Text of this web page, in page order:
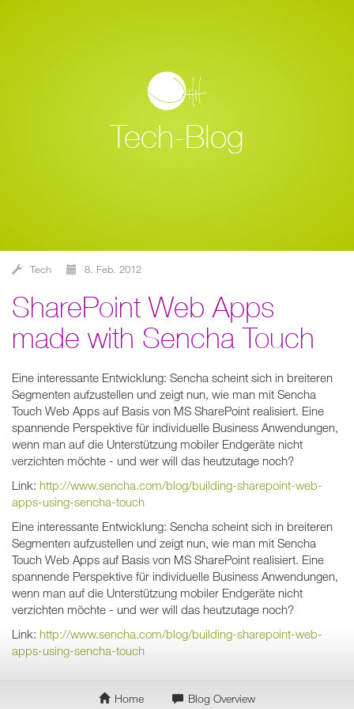
Home Blog Overview
Tech-Blog
Tech 8. Feb. 2012
SharePoint Web Apps
made with Sencha Touch
Eine interessante Entwicklung: Sencha scheint sich in breiteren
Segmenten aufzustellen und zeigt nun, wie man mit Sencha
Touch Web Apps auf Basis von MS SharePoint realisiert. Eine
spannende Perspektive für individuelle Business Anwendungen,
wenn man auf die Unterstützung mobiler Endgeräte nicht
verzichten möchte - und wer will das heutzutage noch?
Link: http://www.sencha.com/blog/building-sharepoint-web-
apps-using-sencha-touch
Eine interessante Entwicklung: Sencha scheint sich in breiteren
Segmenten aufzustellen und zeigt nun, wie man mit Sencha
Touch Web Apps auf Basis von MS SharePoint realisiert. Eine
spannende Perspektive für individuelle Business Anwendungen,
wenn man auf die Unterstützung mobiler Endgeräte nicht
verzichten möchte - und wer will das heutzutage noch?
Link: http://www.sencha.com/blog/building-sharepoint-web-
apps-using-sencha-touch